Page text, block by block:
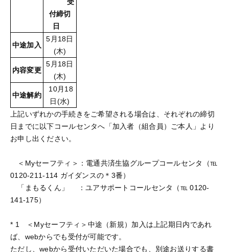
付締切
日
中途加入
5月18日
(木)
内容変更
5月18日
(木)
中途解約
10月18
日(水)
上記いずれかの手続きをご希望される場合は、それぞれの締切
日までに以下コールセンタへ「加入者（組合員）ご本人」より
お申し出ください。
＜Myセーフティ＞：電通共済生協グループコールセンタ（℡
0120-211-114 ガイダンスの＊3番）
「まもるくん」 ：ユアサポートコールセンタ（℡ 0120-
141-175）
* 1 ＜Myセーフティ＞中途（新規）加入は上記期日内であれ
ば、webからでも受付が可能です。
ただし、webから受付いただいた場合でも、別途お送りする書